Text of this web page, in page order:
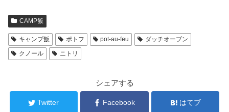
CAMP飯
キャンプ飯 ポトフ pot-au-feu
ダッチオーブン
クノール
ニトリ
シェアする
Twitter Facebook はてブ